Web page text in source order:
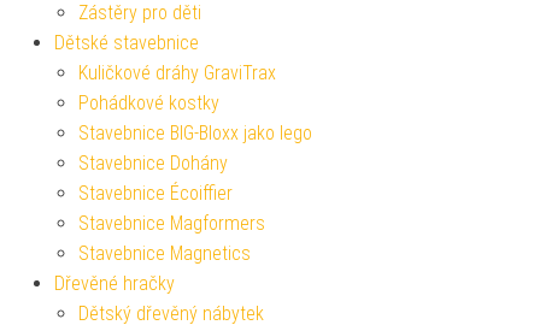
Zástěry pro děti
Dětské stavebnice
Kuličkové dráhy GraviTrax
Pohádkové kostky
Stavebnice BIG-Bloxx jako lego
Stavebnice Dohány
Stavebnice Écoiffier
Stavebnice Magformers
Stavebnice Magnetics
Dřevěné hračky
Dětský dřevěný nábytek